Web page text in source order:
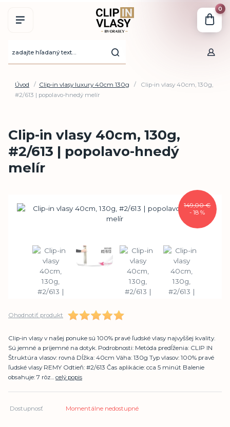
0
Úvod Clip-in vlasy luxury 40cm 130g
Clip-in vlasy 40cm, 130g,
#2/613 | popolavo-hnedý melír
Clip-in vlasy 40cm, 130g,
#2/613 | popolavo-hnedý
melír
149,00 €
- 18 %
Ohodnotiť produkt
Clip-in vlasy v našej ponuke sú 100% pravé ľudské vlasy najvyššej kvality.
Sú jemné a príjemné na dotyk. Podrobnosti: Metóda predĺženia: CLIP IN
Štruktúra vlasov: rovná Dĺžka: 40cm Váha: 130g Typ vlasov: 100% pravé
ľudské vlasy REMY Odtieň: #2/613 Čas aplikácie: cca 5 minút Balenie
obsahuje: 7 rôz... celý popis
Dostupnosť Momentálne nedostupné